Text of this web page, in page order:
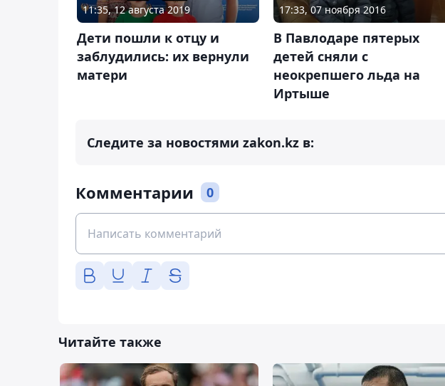
11:35, 12 августа 2019
Дети пошли к отцу и
заблудились: их вернули
матери
17:33, 07 ноября 2016
В Павлодаре пятерых
детей сняли с
неокрепшего льда на
Иртыше
Следите за новостями zakon.kz в:
Комментарии 0
Читайте также